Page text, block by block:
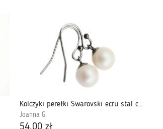
Kolczyki perełki Swarovski ecru stal chirurg
Joanna G.
54,00 zł